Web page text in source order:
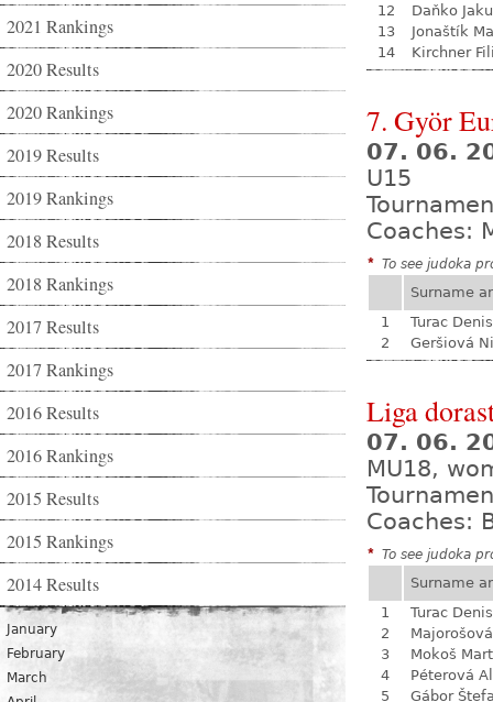
2021 Rankings
2020 Results
2020 Rankings
2019 Results
2019 Rankings
2018 Results
2018 Rankings
2017 Results
2017 Rankings
2016 Results
2016 Rankings
2015 Results
2015 Rankings
2014 Results
January
February
March
12
Daňko
13
Jonaštík
14
Kirchner
7. Györ
07. 06.
U15
Coaches:
* To see judoka
Surname
1
Turac Denis
2
Geršiová
Liga
07. 06.
MU18,
Coaches:
* To see judoka
Surname
1
Turac Denis
2
3
Mokoš
4
Péterová
5
Gábor